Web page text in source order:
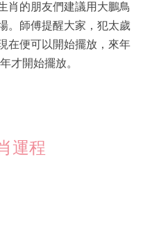
肖的朋友們建議用大鵬鳥
。師傅提醒大家，犯太歲
在便可以開始擺放，來年
才開始擺放。
運程